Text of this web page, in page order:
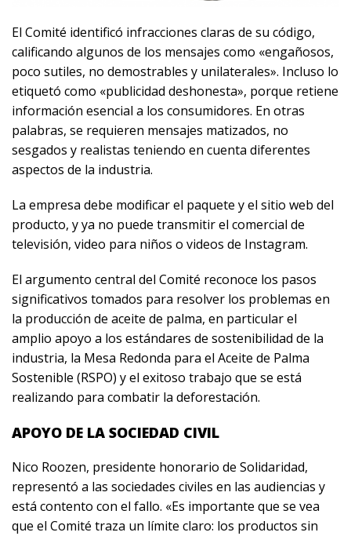
El Comité identificó infracciones claras de su código,
calificando algunos de los mensajes como «engañosos,
poco sutiles, no demostrables y unilaterales». Incluso lo
etiquetó como «publicidad deshonesta», porque retiene
información esencial a los consumidores. En otras
palabras, se requieren mensajes matizados, no
sesgados y realistas teniendo en cuenta diferentes
aspectos de la industria.
La empresa debe modificar el paquete y el sitio web del
producto, y ya no puede transmitir el comercial de
televisión, video para niños o videos de Instagram.
El argumento central del Comité reconoce los pasos
significativos tomados para resolver los problemas en
la producción de aceite de palma, en particular el
amplio apoyo a los estándares de sostenibilidad de la
industria, la Mesa Redonda para el Aceite de Palma
Sostenible (RSPO) y el exitoso trabajo que se está
realizando para combatir la deforestación.
APOYO DE LA SOCIEDAD CIVIL
Nico Roozen, presidente honorario de Solidaridad,
representó a las sociedades civiles en las audiencias y
está contento con el fallo. «Es importante que se vea
que el Comité traza un límite claro: los productos sin